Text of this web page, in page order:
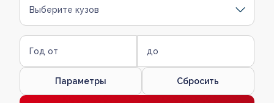
Выберите кузов
Год от до
Параметры Сбросить